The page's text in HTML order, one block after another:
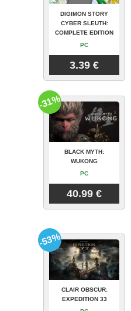
DIGIMON STORY
CYBER SLEUTH:
COMPLETE EDITION
PC
3.39 €
BLACK MYTH:
WUKONG
PC
40.99 €
-31%
CLAIR OBSCUR:
EXPEDITION 33
-53%